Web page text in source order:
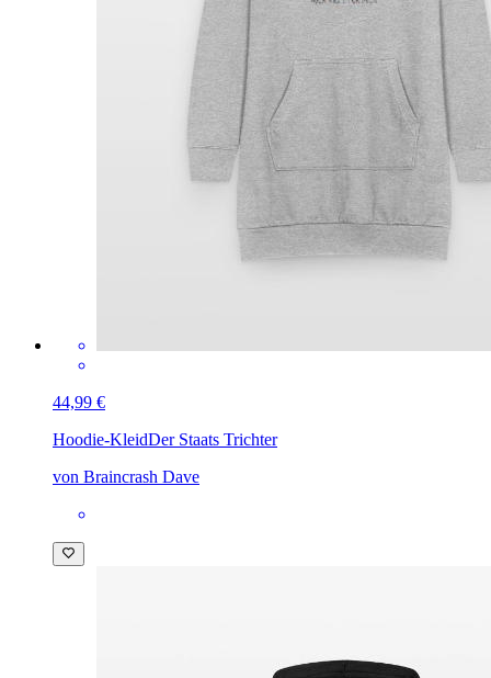
44,99 €
Hoodie-KleidDer Staats Trichter
von Braincrash Dave